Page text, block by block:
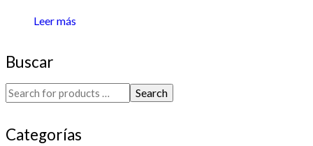
Leer más
Buscar
Search
Categorías